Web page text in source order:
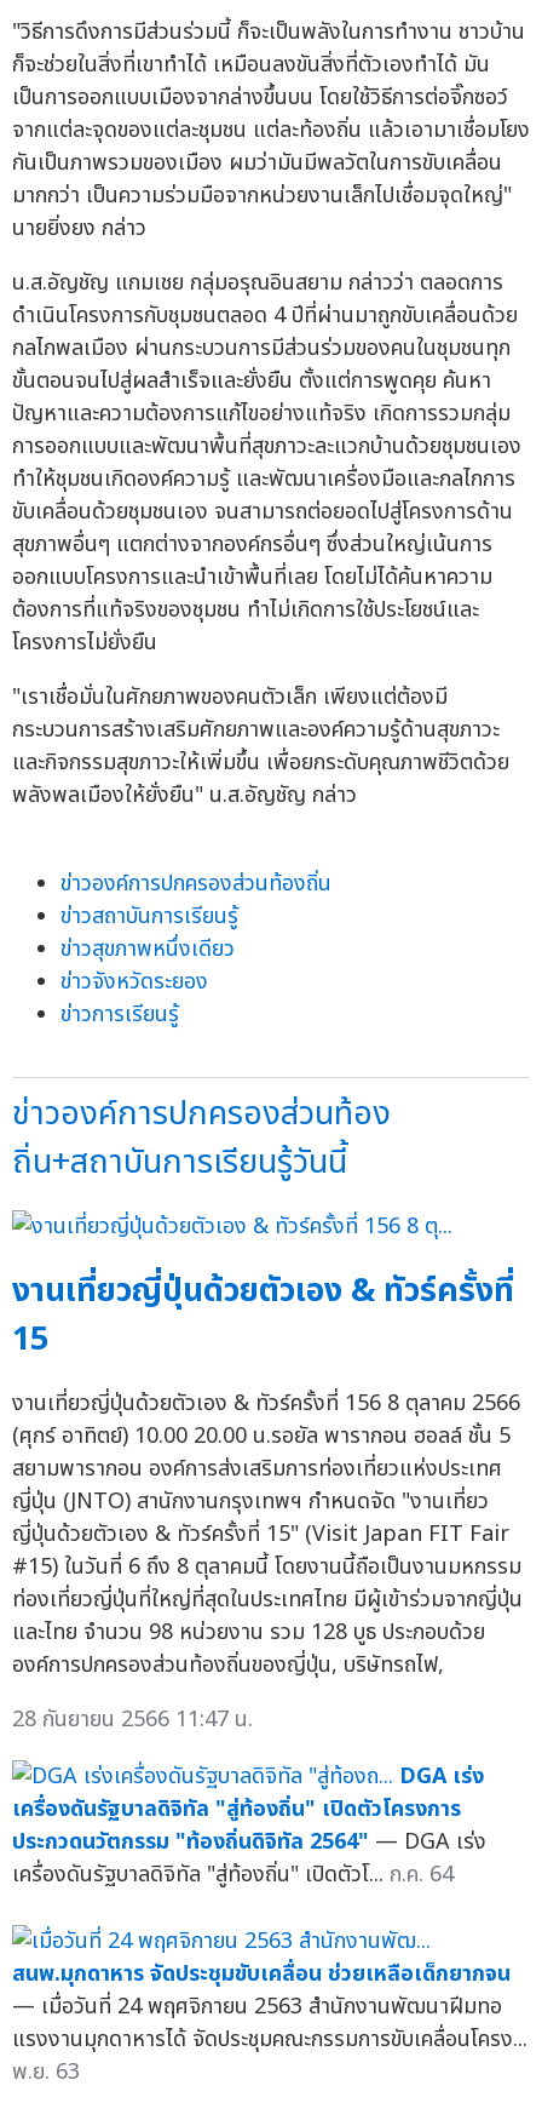
"วิธีการดึงการมีส่วนร่วมนี้ ก็จะเป็นพลังในการทำงาน ชาวบ้าน
ก็จะช่วยในสิ่งที่เขาทำได้ เหมือนลงขันสิ่งที่ตัวเองทำได้ มัน
เป็นการออกแบบเมืองจากล่างขึ้นบน โดยใช้วิธีการต่อจิ๊กซอว์
จากแต่ละจุดของแต่ละชุมชน แต่ละท้องถิ่น แล้วเอามาเชื่อมโยง
กันเป็นภาพรวมของเมือง ผมว่ามันมีพลวัตในการขับเคลื่อน
มากกว่า เป็นความร่วมมือจากหน่วยงานเล็กไปเชื่อมจุดใหญ่"
นายยิ่งยง กล่าว
น.ส.อัญชัญ แกมเชย กลุ่มอรุณอินสยาม กล่าวว่า ตลอดการ
ดำเนินโครงการกับชุมชนตลอด 4 ปีที่ผ่านมาถูกขับเคลื่อนด้วย
กลไกพลเมือง ผ่านกระบวนการมีส่วนร่วมของคนในชุมชนทุก
ขั้นตอนจนไปสู่ผลสำเร็จและยั่งยืน ตั้งแต่การพูดคุย ค้นหา
ปัญหาและความต้องการแก้ไขอย่างแท้จริง เกิดการรวมกลุ่ม
การออกแบบและพัฒนาพื้นที่สุขภาวะละแวกบ้านด้วยชุมชนเอง
ทำให้ชุมชนเกิดองค์ความรู้ และพัฒนาเครื่องมือและกลไกการ
ขับเคลื่อนด้วยชุมชนเอง จนสามารถต่อยอดไปสู่โครงการด้าน
สุขภาพอื่นๆ แตกต่างจากองค์กรอื่นๆ ซึ่งส่วนใหญ่เน้นการ
ออกแบบโครงการและนำเข้าพื้นที่เลย โดยไม่ได้ค้นหาความ
ต้องการที่แท้จริงของชุมชน ทำไม่เกิดการใช้ประโยชน์และ
โครงการไม่ยั่งยืน
"เราเชื่อมั่นในศักยภาพของคนตัวเล็ก เพียงแต่ต้องมี
กระบวนการสร้างเสริมศักยภาพและองค์ความรู้ด้านสุขภาวะ
และกิจกรรมสุขภาวะให้เพิ่มขึ้น เพื่อยกระดับคุณภาพชีวิตด้วย
พลังพลเมืองให้ยั่งยืน" น.ส.อัญชัญ กล่าว
ข่าวองค์การปกครองส่วนท้องถิ่น
ข่าวสถาบันการเรียนรู้
ข่าวสุขภาพหนึ่งเดียว
ข่าวจังหวัดระยอง
ข่าวการเรียนรู้
ข่าวองค์การปกครองส่วนท้อง
ถิ่น+สถาบันการเรียนรู้วันนี้
งานเที่ยวญี่ปุ่นด้วยตัวเอง & ทัวร์ครั้งที่
15
งานเที่ยวญี่ปุ่นด้วยตัวเอง & ทัวร์ครั้งที่ 156 8 ตุลาคม 2566
(ศุกร์ อาทิตย์) 10.00 20.00 น.รอยัล พารากอน ฮอลล์ ชั้น 5
สยามพารากอน องค์การส่งเสริมการท่องเที่ยวแห่งประเทศ
ญี่ปุ่น (JNTO) สานักงานกรุงเทพฯ กำหนดจัด "งานเที่ยว
ญี่ปุ่นด้วยตัวเอง & ทัวร์ครั้งที่ 15" (Visit Japan FIT Fair
#15) ในวันที่ 6 ถึง 8 ตุลาคมนี้ โดยงานนี้ถือเป็นงานมหกรรม
ท่องเที่ยวญี่ปุ่นที่ใหญ่ที่สุดในประเทศไทย มีผู้เข้าร่วมจากญี่ปุ่น
และไทย จำนวน 98 หน่วยงาน รวม 128 บูธ ประกอบด้วย
องค์การปกครองส่วนท้องถิ่นของญี่ปุ่น, บริษัทรถไฟ,
28 กันยายน 2566 11:47 น.
DGA เร่ง
เครื่องดันรัฐบาลดิจิทัล "สู่ท้องถิ่น" เปิดตัวโครงการ
ประกวดนวัตกรรม "ท้องถิ่นดิจิทัล 2564" — DGA เร่ง
เครื่องดันรัฐบาลดิจิทัล "สู่ท้องถิ่น" เปิดตัวโ... ก.ค. 64
สนพ.มุกดาหาร จัดประชุมขับเคลื่อน ช่วยเหลือเด็กยากจน
— เมื่อวันที่ 24 พฤศจิกายน 2563 สำนักงานพัฒนาฝีมทอ
แรงงานมุกดาหารได้ จัดประชุมคณะกรรมการขับเคลื่อนโครง...
พ.ย. 63